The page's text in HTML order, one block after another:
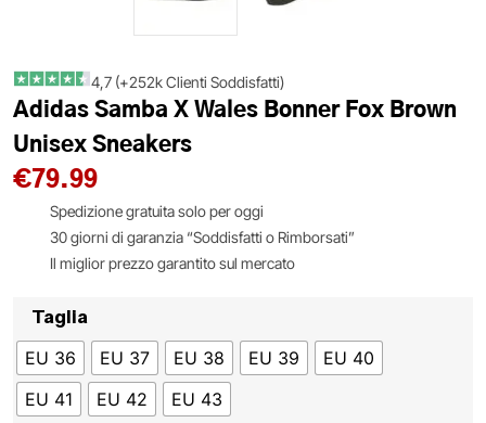
4,7 (+252k Clienti Soddisfatti)
Adidas Samba X Wales Bonner Fox Brown
Unisex Sneakers
€79.99
Spedizione gratuita solo per oggi
30 giorni di garanzia “Soddisfatti o Rimborsati”
Il miglior prezzo garantito sul mercato
Taglia
EU 36
EU 37 EU 38 EU 39
EU 40
EU 41
EU 42 EU 43